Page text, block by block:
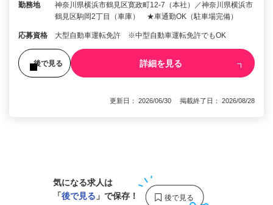
勤務地
神奈川県横浜市鶴見区寛政町12-7（本社）／神奈川県横浜市
鶴見区駒岡2丁目（車庫） ★車通勤OK（駐車場完備）
応募資格 大型自動車運転免許 ※中型自動車運転免許でもOK
後で見る 詳細を見る
更新日： 2026/06/30 掲載終了日： 2026/08/28
気になる求人は
「後で見る 」で保存！